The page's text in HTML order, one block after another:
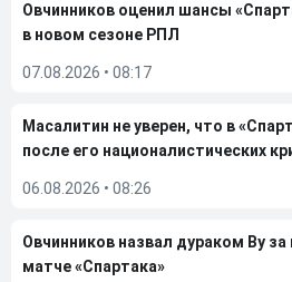
Овчинников оценил шансы
в новом сезоне РПЛ
07.08.2026 • 08:17
Масалитин не уверен, что в
после его националистических
06.08.2026 • 08:26
Овчинников назвал дураком Ву
матче «Спартака»